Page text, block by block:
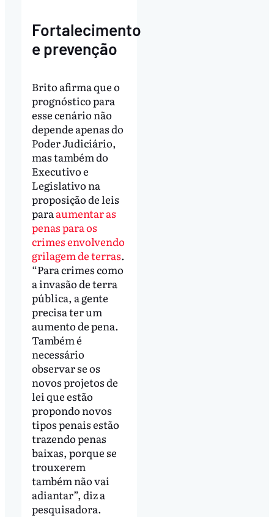
Fortalecimento
e prevenção
Brito afirma que o
prognóstico para
esse cenário não
depende apenas do
Poder Judiciário,
mas também do
Executivo e
Legislativo na
proposição de leis
para aumentar as
penas para os
crimes envolvendo
grilagem de terras.
“Para crimes como
a invasão de terra
pública, a gente
precisa ter um
aumento de pena.
Também é
necessário
observar se os
novos projetos de
lei que estão
propondo novos
tipos penais estão
trazendo penas
baixas, porque se
trouxerem
também não vai
adiantar”, diz a
pesquisadora.